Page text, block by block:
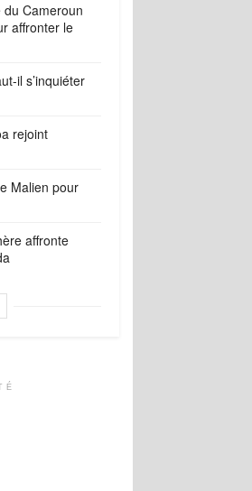
Cameroun
affronter le
il s’inquiéter
rejoint
Malien pour
affronte